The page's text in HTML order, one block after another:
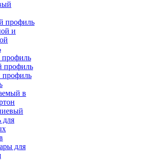
профиль
и
профиль
профиль
профиль
в
для
для